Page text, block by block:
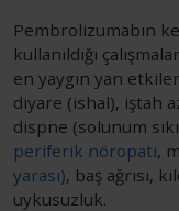
Pembrolizumabın
kullanıldığı
en yaygın yan
diyare (ishal), iştah
dispne (solunum
periferik nöropati,
yarası), baş ağrısı,
uykusuzluk.